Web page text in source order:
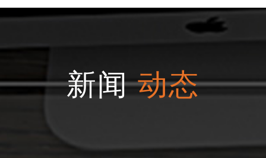
新闻动态